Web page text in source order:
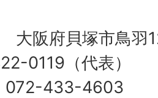
阪府貝塚市鳥羽
0119（代表）
072-433-4603